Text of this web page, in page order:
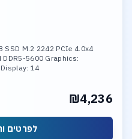
SSD M.2 2242 PCIe 4.0x4
DDR5-5600 Graphics:
14
₪4,236
לפרטים